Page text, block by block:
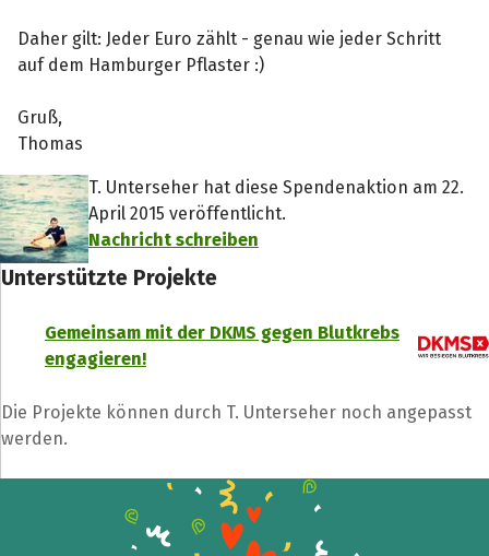
Daher gilt: Jeder Euro zählt - genau wie jeder Schritt
auf dem Hamburger Pflaster :)
Gruß,
Thomas
T. Unterseher hat diese Spendenaktion am 22.
April 2015 veröffentlicht.
Nachricht schreiben
Unterstützte Projekte
Gemeinsam mit der DKMS gegen Blutkrebs
engagieren!
Die Projekte können durch T. Unterseher noch angepasst
werden.